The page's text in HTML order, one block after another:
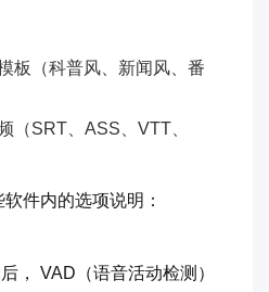
板（科普风、新闻风、番
（SRT、ASS、VTT、
件内的选项说明：
后， VAD（语音活动检测）